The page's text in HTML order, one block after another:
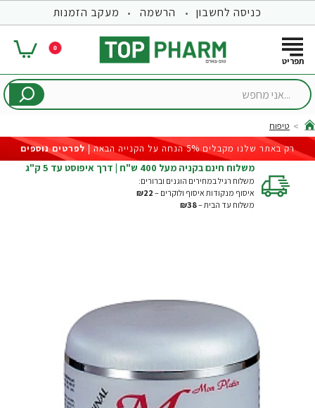
כניסה לחשבון הרשמה מעקב הזמנות
0
...אני
home
טיפוח
רק באתר שלנו מקבלים 5% הנחה על הקנייה הבאה |
לפרטים נוספים
משלוח חינם בקניה מעל 400 ש"ח | דרך איפוסט עד 5 ק"ג
משלוח רגיל במחירים הוגנים וברורים:
איסוף מנקודות איסוף ולוקרים – ₪22
משלוח עד הבית –₪38